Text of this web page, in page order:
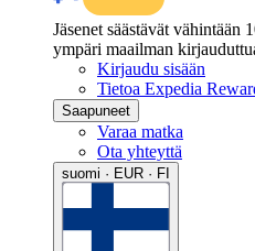
Jäsenet säästävät vähintään
ympäri maailman
Kirjaudu sisään
Tietoa Expedia
Saapuneet
Varaa matka
Ota yhteyttä
suomi · EUR · FI